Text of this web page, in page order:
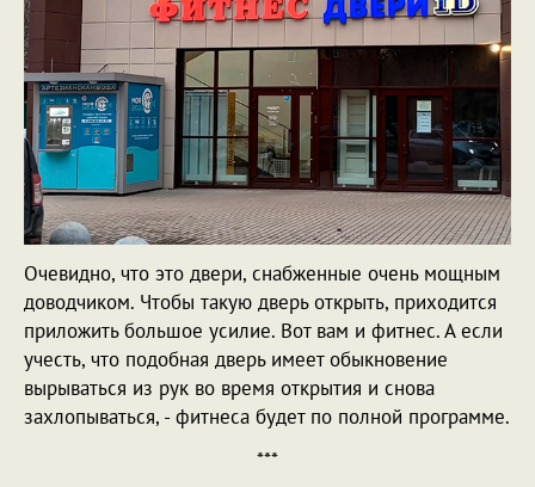
Очевидно, что это двери, снабженные очень мощным
доводчиком. Чтобы такую дверь открыть, приходится
приложить большое усилие. Вот вам и фитнес. А если
учесть, что подобная дверь имеет обыкновение
вырываться из рук во время открытия и снова
захлопываться, - фитнеса будет по полной программе.
***